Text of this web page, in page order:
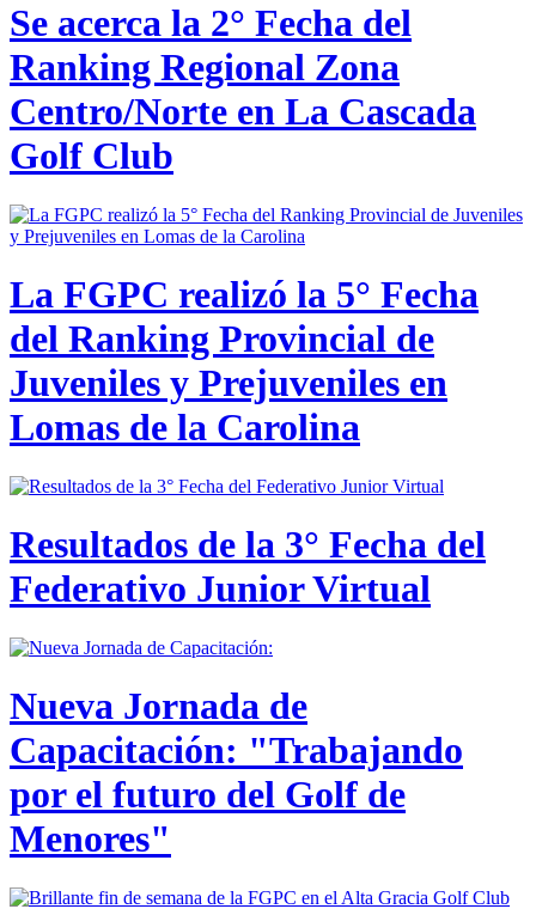
Se acerca la 2° Fecha del
Ranking Regional Zona
Centro/Norte en La Cascada
Golf Club
La FGPC realizó la 5° Fecha
del Ranking Provincial de
Juveniles y Prejuveniles en
Lomas de la Carolina
Resultados de la 3° Fecha del
Federativo Junior Virtual
Nueva Jornada de
Capacitación: "Trabajando
por el futuro del Golf de
Menores"